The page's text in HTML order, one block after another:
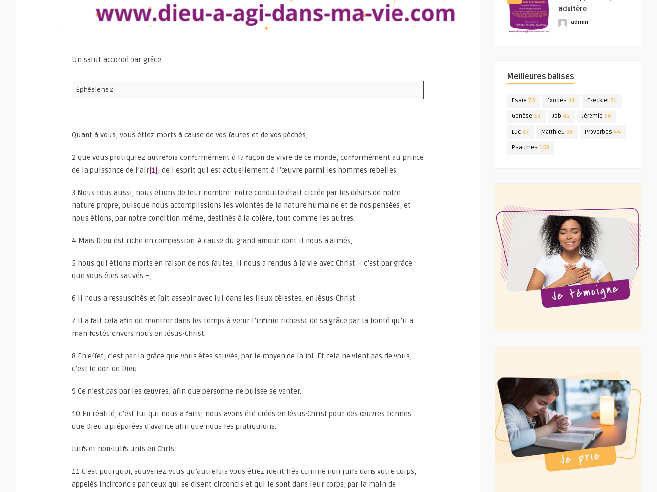
Un salut accordé par grâce
Éphésiens 2
Quant à vous, vous étiez morts à cause de vos fautes et de vos péchés,
2 que vous pratiquiez autrefois conformément à la façon de vivre de ce monde, conformément au prince
de la puissance de l’air[1] , de l’esprit qui est actuellement à l’œuvre parmi les hommes rebelles.
3 Nous tous aussi, nous étions de leur nombre: notre conduite était dictée par les désirs de notre
nature propre, puisque nous accomplissions les volontés de la nature humaine et de nos pensées, et
nous étions, par notre condition même, destinés à la colère, tout comme les autres.
4 Mais Dieu est riche en compassion. A cause du grand amour dont il nous a aimés,
5 nous qui étions morts en raison de nos fautes, il nous a rendus à la vie avec Christ – c’est par grâce
que vous êtes sauvés –,
6 il nous a ressuscités et fait asseoir avec lui dans les lieux célestes, en Jésus-Christ.
7 Il a fait cela afin de montrer dans les temps à venir l’infinie richesse de sa grâce par la bonté qu’il a
manifestée envers nous en Jésus-Christ.
8 En effet, c’est par la grâce que vous êtes sauvés, par le moyen de la foi. Et cela ne vient pas de vous,
c’est le don de Dieu.
9 Ce n’est pas par les œuvres, afin que personne ne puisse se vanter.
10 En réalité, c’est lui qui nous a faits; nous avons été créés en Jésus-Christ pour des œuvres bonnes
que Dieu a préparées d’avance afin que nous les pratiquions.
Juifs et non-Juifs unis en Christ
11 C’est pourquoi, souvenez-vous qu’autrefois vous étiez identifiés comme non juifs dans votre corps,
appelés incirconcis par ceux qui se disent circoncis et qui le sont dans leur corps, par la main de
adultère
admin
Meilleures balises
Esaïe 75 Exodes 41 Ezeckiel 51
Genèse 52 Job 42 Jérémie 56
Luc 37 Matthieu 39 Proverbes 44
Psaumes 158